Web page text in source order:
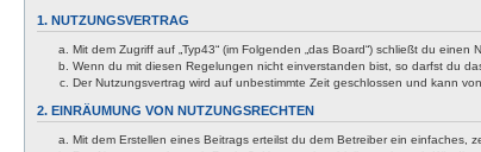
1. NUTZUNGSVERTRAG
Mit dem Zugriff auf „Typ43“ (im Folgenden „das Board“) schließt du
Wenn du mit diesen Regelungen nicht einverstanden bist, so darfst du
Der Nutzungsvertrag wird auf unbestimmte Zeit geschlossen und kann
2. EINRÄUMUNG VON NUTZUNGSRECHTEN
Mit dem Erstellen eines Beitrags erteilst du dem Betreiber ein einfaches,